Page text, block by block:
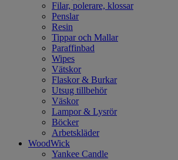
Filar, polerare, klossar
Penslar
Resin
Tippar och Mallar
Paraffinbad
Wipes
Vätskor
Flaskor & Burkar
Utsug tillbehör
Väskor
Lampor & Lysrör
Böcker
Arbetskläder
WoodWick
Yankee Candle